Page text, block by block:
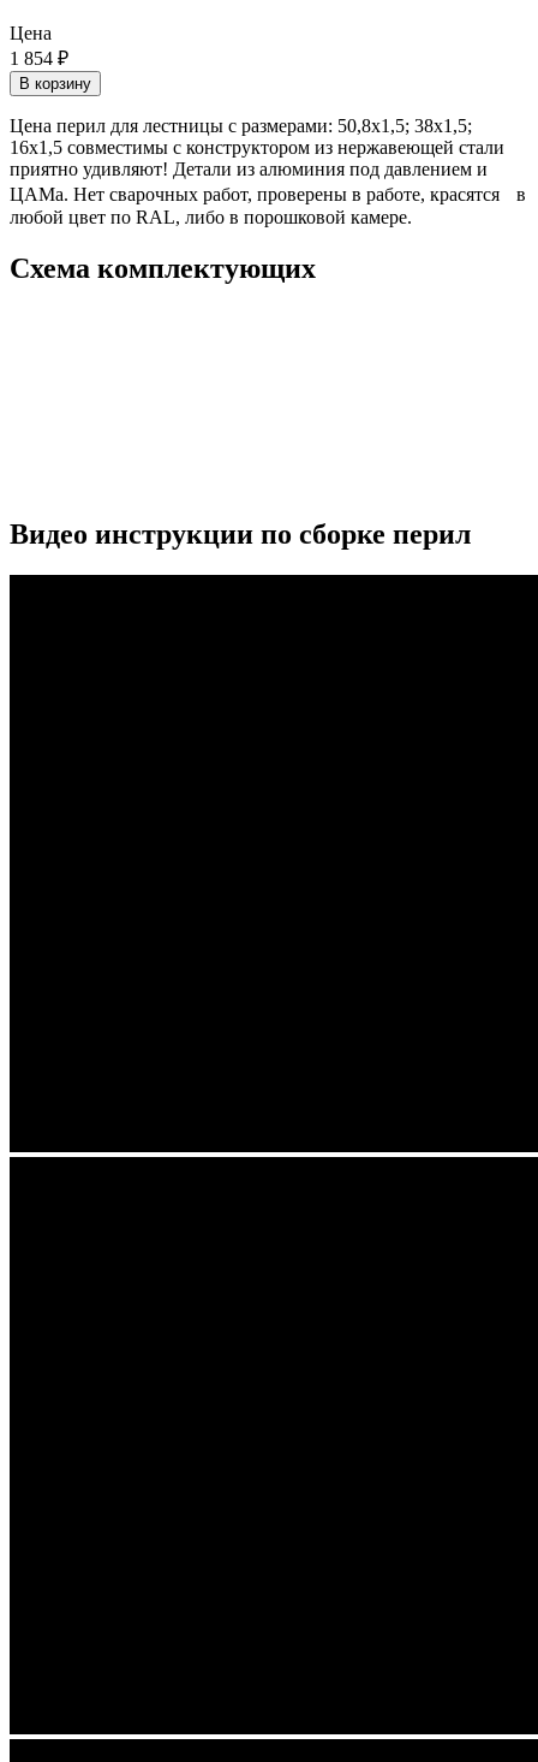
Цена
1 854 ₽
В корзину
Цена перил для лестницы с размерами: 50,8х1,5; 38х1,5;
16х1,5 совместимы с конструктором из нержавеющей стали
приятно удивляют! Детали из алюминия под давлением и
ЦАМа. Нет сварочных работ, проверены в работе, красятся в
любой цвет по RAL, либо в порошковой камере.
Схема комплектующих
Видео инструкции по сборке перил